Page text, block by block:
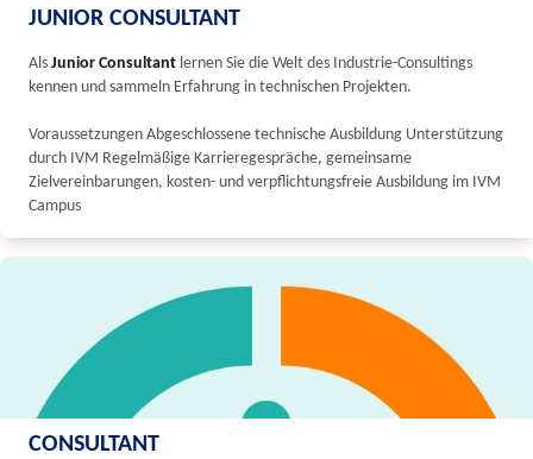
JUNIOR CONSULTANT
Als Junior Consultant lernen Sie die Welt des Industrie-Consultings
kennen und sammeln Erfahrung in technischen Projekten.
Voraussetzungen Abgeschlossene technische Ausbildung Unterstützung
durch IVM Regelmäßige Karrieregespräche, gemeinsame
Zielvereinbarungen, kosten- und verpflichtungsfreie Ausbildung im IVM
Campus
CONSULTANT